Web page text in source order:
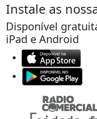
Instale as
Disponível
iPad e Android